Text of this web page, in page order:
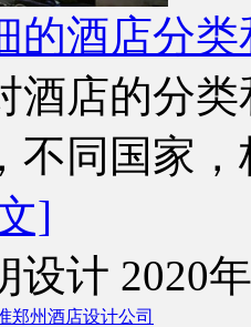
的酒店分
酒店的分
不同国家
]
设计 2020
郑州酒店设计公司